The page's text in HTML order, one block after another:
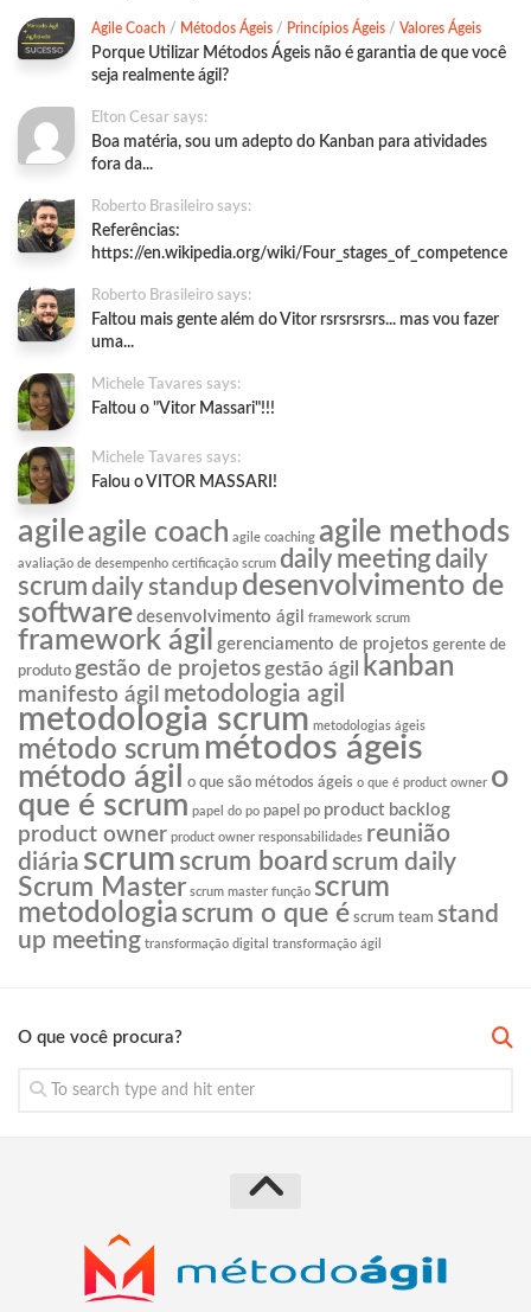
Agile Coach / Métodos Ágeis / Princípios Ágeis / Valores Ágeis
Porque Utilizar Métodos Ágeis não é garantia de que você
seja realmente ágil?
Elton Cesar says:
Boa matéria, sou um adepto do Kanban para atividades
fora da...
Roberto Brasileiro says:
Referências:
https://en.wikipedia.org/wiki/Four_stages_of_competence
Roberto Brasileiro says:
Faltou mais gente além do Vitor rsrsrsrsrs... mas vou fazer
uma...
Michele Tavares says:
Faltou o "Vitor Massari"!!!
Michele Tavares says:
Falou o VITOR MASSARI!
agileagile coach agile coaching agile methods
avaliação de desempenho certificação scrum daily meeting daily
scrumdaily standup desenvolvimento de
software desenvolvimento ágil framework scrum
framework ágil gerenciamento de projetos gerente de
produto gestão de projetos gestão ágil kanban
manifesto ágil metodologia agil
metodologia scrum metodologias ágeis
método scrum métodos ágeis
método ágil o que são métodos ágeis o que é product owner o
que é scrum papel do po papel po product backlog
product owner product owner responsabilidades reunião
diária scrum scrum board scrum daily
Scrum Master scrum master função scrum
metodologia scrum o que é scrum team stand
up meeting transformação digital transformação ágil
O que você procura?